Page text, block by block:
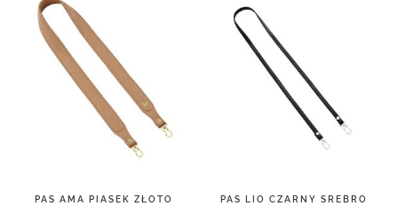
PAS AMA PIASEK ZŁOTO PAS LIO CZARNY SREBRO